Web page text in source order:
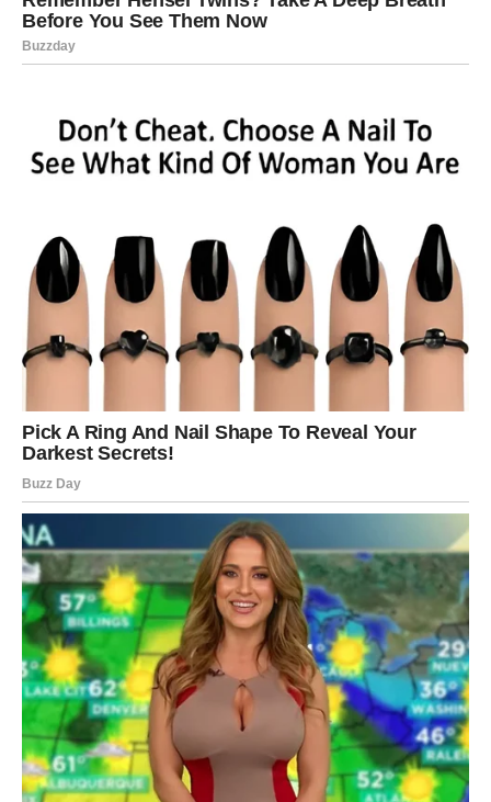
Vodolija – pred vama su događaji
koji otvaraju novo poglavlje
vi nećete moći predvidjeti šta vam slijedi. Zvijezde
pokazuju da će se u narednim danima dogoditi nekoliko
važnih situacija koje će vas podstaći da donesete odluke
koje već dugo odgađate.
Na poslovnom planu moguće je da ćete dobiti priliku za
napredovanje ili saradnju s osobama koje mogu značajno
utjecati na vašu budućnost. Budite spremni pokazati
svoje znanje i originalnost jer će upravo to ostaviti
snažan utisak.
Finansijska situacija postaje stabilnija. Moguće je
rješavanje pitanja koje vas je dugo opterećivalo ili priliv
novca koji će vam omogućiti da ostvarite planove koje ste